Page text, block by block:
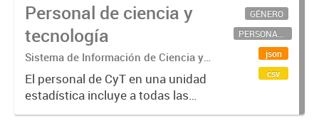
Personal de ciencia y
tecnología
Sistema de Información de Ciencia y
Tecnología Argentino (SICYTAR)
El personal de CyT en una unidad
estadística incluye a todas las
personas involucradas
GÉNERO
PERSONAL CIENTÍFICO-TECNOLÓGICO
json
csv